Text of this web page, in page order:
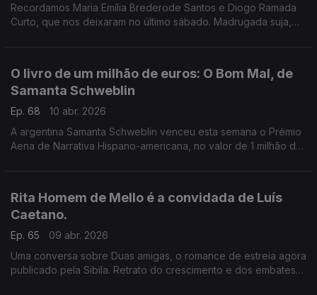
Recordamos Maria Emília Brederode Santos e Diogo Ramada
Curto, que nos deixaram no último sábado. Madrugada suja,
O livro de um milhão de euros: O Bom Mal, de
Samanta Schweblin
Ep. 68
10 abr. 2026
A argentina Samanta Schweblin venceu esta semana o Prémio
Aena de Narrativa Hispano-americana, no valor de 1 milhão de
Rita Homem de Mello é a convidada de Luís
Caetano.
Ep. 65
09 abr. 2026
Uma conversa sobre Duas amigas, o romance de estreia agora
publicado pela Sibila. Retrato do crescimento e dos embates